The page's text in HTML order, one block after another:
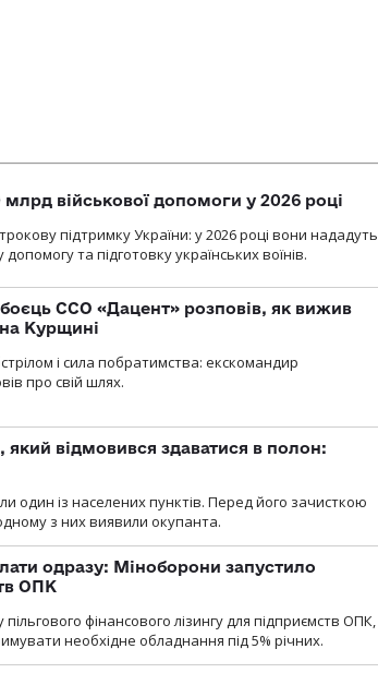
млрд військової допомоги у 2026 році
підтримку України: у 2026 році вони нададуть
та підготовку українських воїнів.
ССО «Дацент» розповів, як вижив
Курщині
і сила побратимства: екскомандир
про свій шлях.
який відмовився здаватися в полон:
один із населених пунктів. Перед його зачисткою
з них виявили окупанта.
одразу: Міноборони запустило
ОПК
фінансового лізингу для підприємств ОПК,
необхідне обладнання під 5% річних.